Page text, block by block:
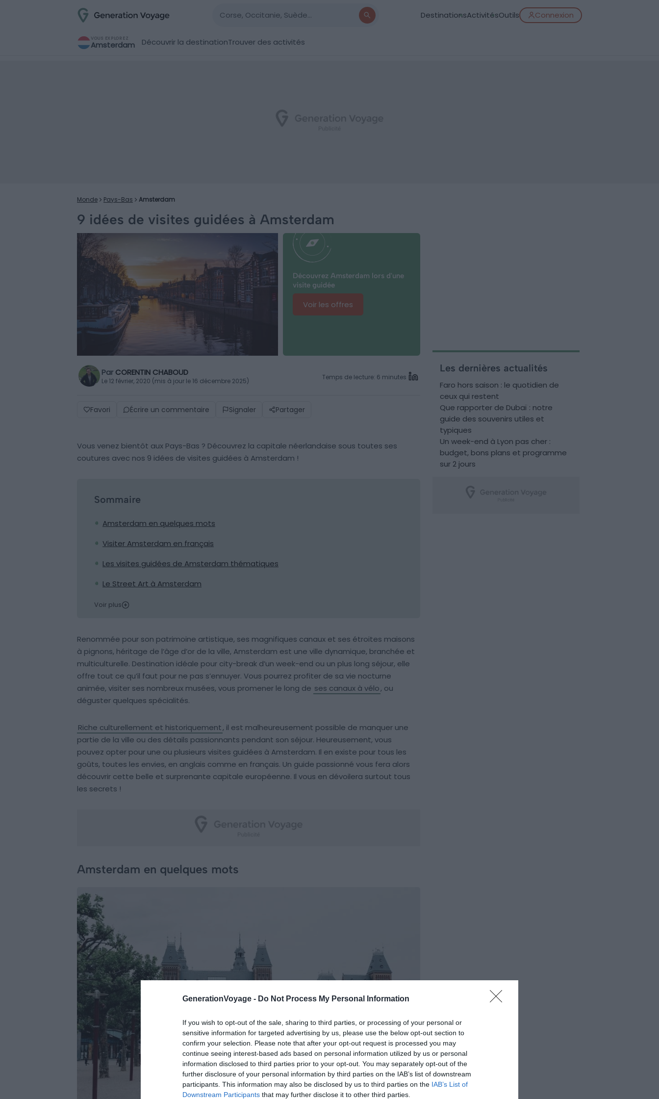
GenerationVoyage - Do Not Process My Personal Information
If you wish to opt-out of the sale, sharing to third parties, or processing of your personal or
sensitive information for targeted advertising by us, please use the below opt-out section to
confirm your selection. Please note that after your opt-out request is processed you may
continue seeing interest-based ads based on personal information utilized by us or personal
information disclosed to third parties prior to your opt-out. You may separately opt-out of the
further disclosure of your personal information by third parties on the IAB’s list of downstream
participants. This information may also be disclosed by us to third parties on the IAB’s List of
Downstream Participants that may further disclose it to other third parties.
DestinationsActivitésOutils Connexion
VOUS EXPLOREZ
Amsterdam Découvrir la destinationTrouver des activités
Monde Pays-Bas Amsterdam
9 idées de visites guidées à Amsterdam
Découvrez Amsterdam lors d'une
visite guidée
Voir les offres
Par CORENTIN CHABOUD
Le 12 février, 2020 (mis à jour le 16 décembre 2025) Temps de lecture: 6 minutes
Favori Écrire un commentaire Signaler Partager
Vous venez bientôt aux Pays-Bas ? Découvrez la capitale néerlandaise sous toutes ses
coutures avec nos 9 idées de visites guidées à Amsterdam !
Sommaire
Amsterdam en quelques mots
Visiter Amsterdam en français
Les visites guidées de Amsterdam thématiques
Le Street Art à Amsterdam
Voir plus
Renommée pour son patrimoine artistique, ses magnifiques canaux et ses étroites maisons
à pignons, héritage de l’âge d’or de la ville, Amsterdam est une ville dynamique, branchée et
multiculturelle. Destination idéale pour city-break d’un week-end ou un plus long séjour, elle
offre tout ce qu’il faut pour ne pas s’ennuyer. Vous pourrez profiter de sa vie nocturne
animée, visiter ses nombreux musées, vous promener le long de ses canaux à vélo, ou
déguster quelques spécialités.
Riche culturellement et historiquement, il est malheureusement possible de manquer une
partie de la ville ou des détails passionnants pendant son séjour. Heureusement, vous
pouvez opter pour une ou plusieurs visites guidées à Amsterdam. Il en existe pour tous les
goûts, toutes les envies, en anglais comme en français. Un guide passionné vous fera alors
découvrir cette belle et surprenante capitale européenne. Il vous en dévoilera surtout tous
les secrets !
Amsterdam en quelques mots
Les dernières actualités
Faro hors saison : le quotidien de
ceux qui restent
Que rapporter de Dubaï : notre
guide des souvenirs utiles et
typiques
Un week-end à Lyon pas cher :
budget, bons plans et programme
sur 2 jours